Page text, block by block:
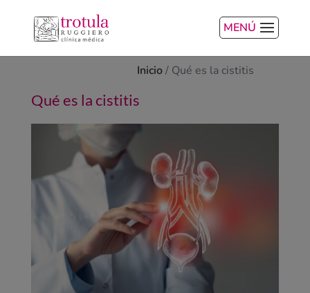
MENÚ
Inicio/ Qué es la cistitis
Qué es la cistitis